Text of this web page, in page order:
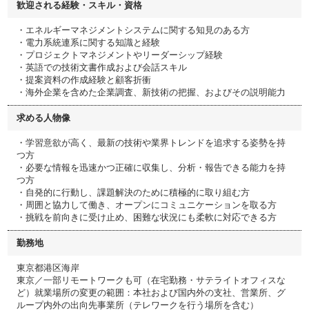
歓迎される経験・スキル・資格
・エネルギーマネジメントシステムに関する知見のある方
・電力系統連系に関する知識と経験
・プロジェクトマネジメントやリーダーシップ経験
・英語での技術文書作成および会話スキル
・提案資料の作成経験と顧客折衝
・海外企業を含めた企業調査、新技術の把握、およびその説明能力
求める人物像
・学習意欲が高く、最新の技術や業界トレンドを追求する姿勢を持
つ方
・必要な情報を迅速かつ正確に収集し、分析・報告できる能力を持
つ方
・自発的に行動し、課題解決のために積極的に取り組む方
・周囲と協力して働き、オープンにコミュニケーションを取る方
・挑戦を前向きに受け止め、困難な状況にも柔軟に対応できる方
勤務地
東京都港区海岸
東京／一部リモートワークも可（在宅勤務・サテライトオフィスな
ど）就業場所の変更の範囲：本社および国内外の支社、営業所、グ
ループ内外の出向先事業所（テレワークを行う場所を含む）